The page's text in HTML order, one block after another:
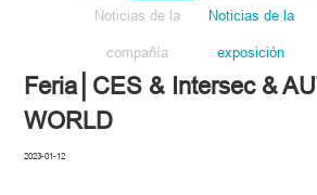
Noticias de la
compañía
Noticias de la
exposición
Feria│CES & Intersec &
WORLD
2023-01-12